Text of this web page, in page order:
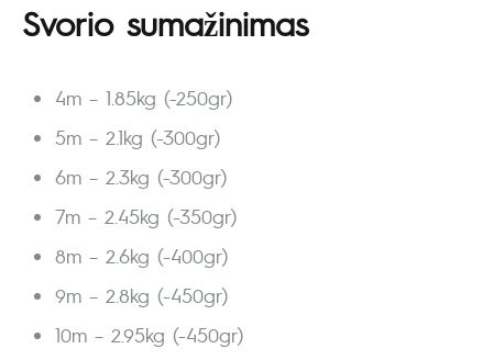
Svorio sumažinimas
4m – 1.85kg (-250gr)
5m – 2.1kg (-300gr)
6m – 2.3kg (-300gr)
7m – 2.45kg (-350gr)
8m – 2.6kg (-400gr)
9m – 2.8kg (-450gr)
10m – 2.95kg (-450gr)